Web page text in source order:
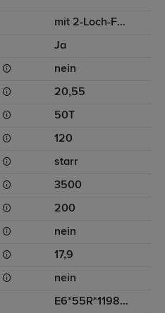
mit 2-Loch-Flanschkugel
Ja
nein
20,55
50T
120
starr
3500
200
nein
17,9
nein
E6*55R*1198*01